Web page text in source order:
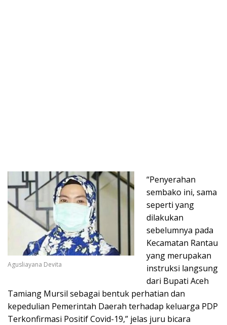
Agusliayana Devita
“Penyerahan
sembako ini, sama
seperti yang
dilakukan
sebelumnya pada
Kecamatan Rantau
yang merupakan
instruksi langsung
dari Bupati Aceh
Tamiang Mursil sebagai bentuk perhatian dan
kepedulian Pemerintah Daerah terhadap keluarga PDP
Terkonfirmasi Positif Covid-19,” jelas juru bicara